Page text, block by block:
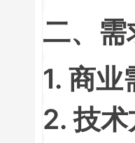
二、
1. 商业
2. 技